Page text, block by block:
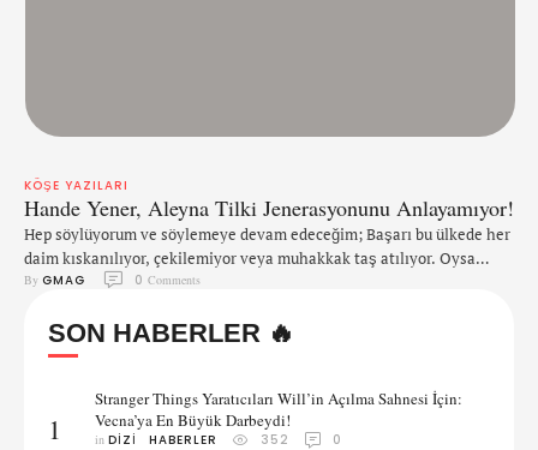
KÖŞE YAZILARI
Hande Yener, Aleyna Tilki Jenerasyonunu Anlayamıyor!
Hep söylüyorum ve söylemeye devam edeceğim; Başarı bu ülkede her
daim kıskanılıyor, çekilemiyor veya muhakkak taş atılıyor. Oysa
Hande yıllarca kendisine uzatılan mikrofonlara, veya yazılı basına
'Kıskanılıyorum' 'İyi iş, güzel iş hep kıskanılır' vs vs.. Ben Hande
Yener'in Aleyna Tilki'yi kıskandığını asla düşünmüyorum. Ama belki
By GMAG 0 Comments
SON HABERLER 🔥
1
Stranger Things Yaratıcıları Will’in Açılma Sahnesi İçin:
Vecna’ya En Büyük Darbeydi!
in DIZI HABERLER 352 0